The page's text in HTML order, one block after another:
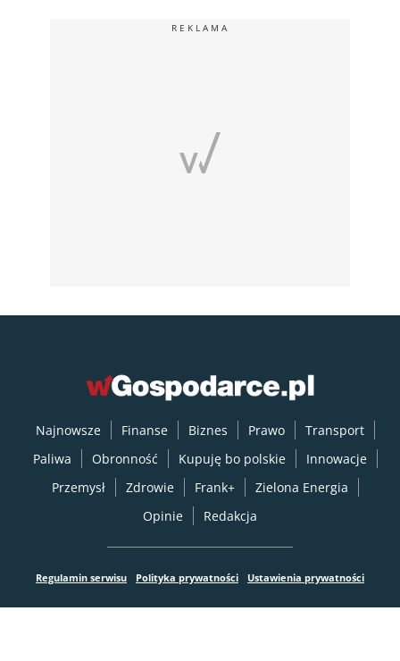
REKLAMA
Najnowsze Finanse Biznes Prawo
Transport
Paliwa
Obronność Kupuję bo polskie
Innowacje
Przemysł
Zdrowie Frank+
Zielona Energia
Opinie
Redakcja
Regulamin serwisu Polityka prywatności Ustawienia prywatności